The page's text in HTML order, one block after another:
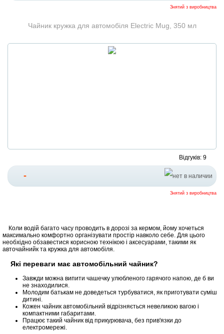
Знятий з виробництва
Чайник кружка для автомобіля Electric Mug, 350 мл
Відгуків: 9
-
Знятий з виробництва
Коли водій багато часу проводить в дорозі за кермом, йому хочеться
максимально комфортно організувати простір навколо себе. Для цього
необхідно обзавестися корисною технікою і аксесуарами, такими як
авточайнийк та кружка для автомобіля.
Які переваги має автомобільний чайник?
Завжди можна випити чашечку улюбленого гарячого напою, де б ви
не знаходилися.
Молодим батькам не доведеться турбуватися, як приготувати суміш
дитині.
Кожен чайник автомобільний відрізняється невеликою вагою і
компактними габаритами.
Працює такий чайник від прикурювача, без прив'язки до
електромережі.